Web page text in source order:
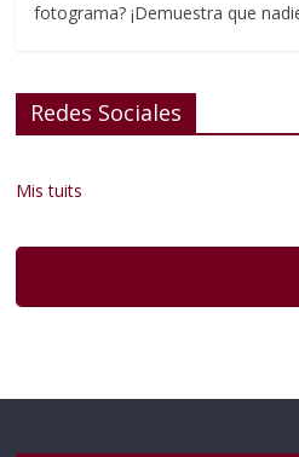
fotograma? ¡Demuestra que
Redes Sociales
Mis tuits